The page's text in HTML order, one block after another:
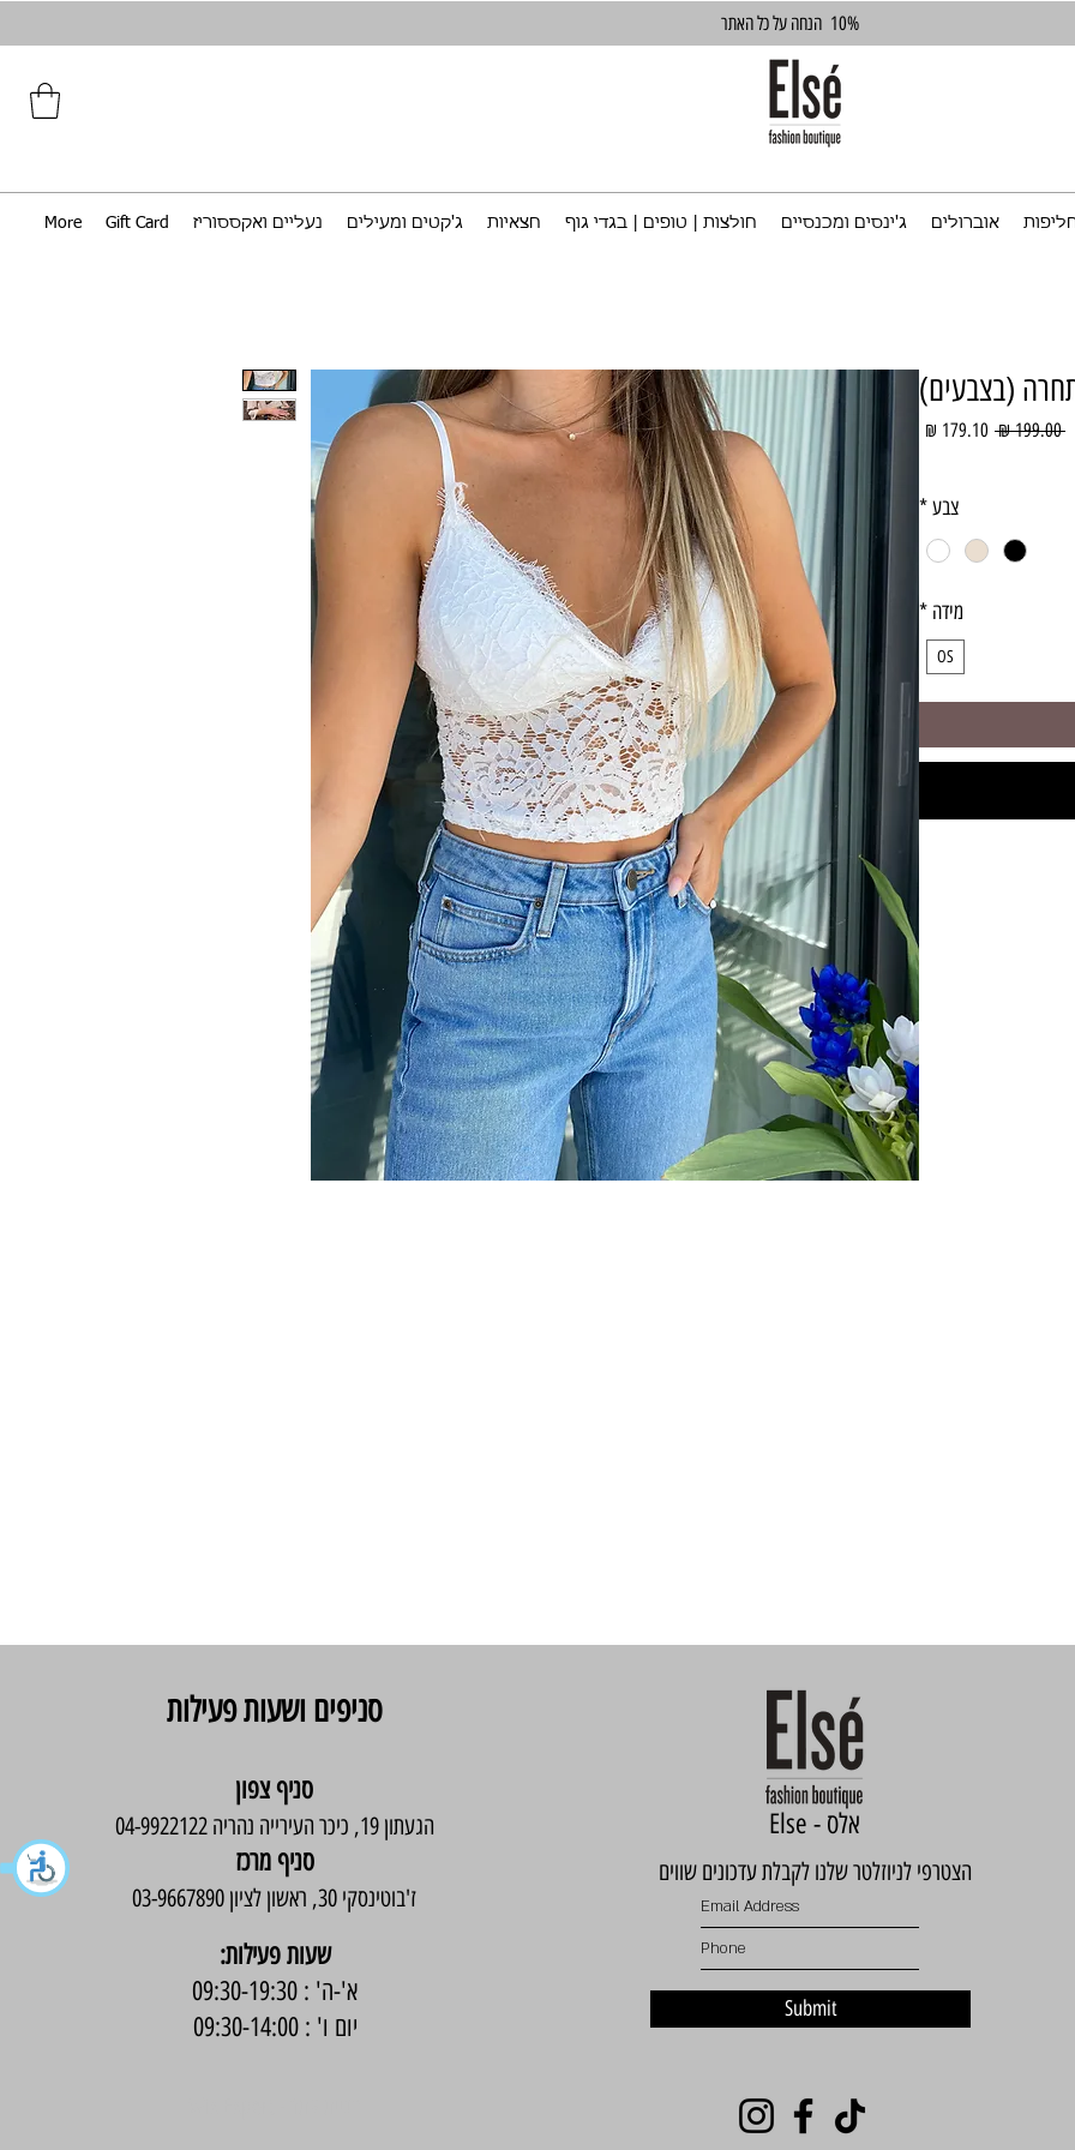
10% הנחה על כל האתר
אוברולים ג'ינסים ומכנסיים חולצות | טופים | בגדי גוף חצאיות ג'קטים ומעילים נעליים ואקססוריז Gift Card
More
(בצבעים)
‏199.00 ‏₪
מחיר
צבע*
מידה *
OS
סניפים ושעות פעילות
סניף צפון
הגעתון 19, כיכר העירייה נהריה 04-9922122
סניף מרכז
ז'בוטינסקי 30, ראשון לציון 03-9667890
:שעות פעילות
א'-ה' : 09:30-19:30
יום ו' : 09:30-14:00
Else - אלס
הצטרפי לניוזלטר שלנו לקבלת עדכונים שווים
Submit